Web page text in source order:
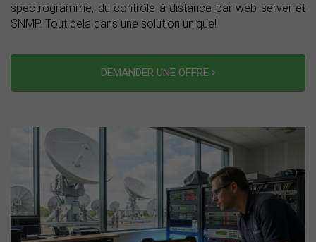
spectrogramme, du contrôle à distance par web server et
SNMP. Tout cela dans une solution unique!
DEMANDER UNE OFFRE